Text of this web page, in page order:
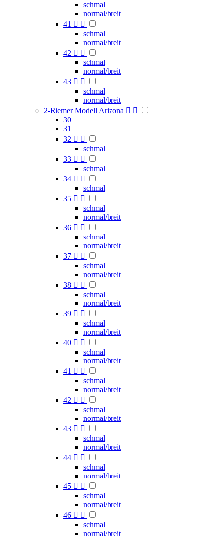
schmal
normal/breit
41  
schmal
normal/breit
42  
schmal
normal/breit
43  
schmal
normal/breit
2-Riemer Modell Arizona  
30
31
32  
schmal
33  
schmal
34  
schmal
35  
schmal
normal/breit
36  
schmal
normal/breit
37  
schmal
normal/breit
38  
schmal
normal/breit
39  
schmal
normal/breit
40  
schmal
normal/breit
41  
schmal
normal/breit
42  
schmal
normal/breit
43  
schmal
normal/breit
44  
schmal
normal/breit
45  
schmal
normal/breit
46  
schmal
normal/breit